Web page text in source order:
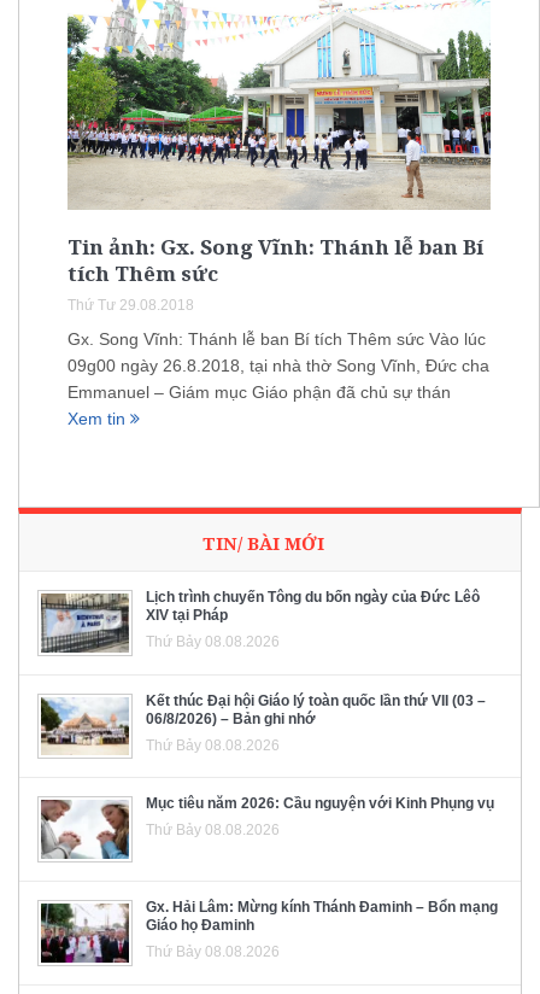
Tin ảnh: Gx. Song Vĩnh: Thánh lễ ban Bí
tích Thêm sức
Thứ Tư 29.08.2018
Gx. Song Vĩnh: Thánh lễ ban Bí tích Thêm sức Vào lúc
09g00 ngày 26.8.2018, tại nhà thờ Song Vĩnh, Đức cha
Emmanuel – Giám mục Giáo phận đã chủ sự thán
Xem tin
TIN/ BÀI MỚI
Lịch trình chuyến Tông du bốn ngày của Đức Lêô
XIV tại Pháp
Thứ Bảy 08.08.2026
Kết thúc Đại hội Giáo lý toàn quốc lần thứ VII (03 –
06/8/2026) – Bản ghi nhớ
Thứ Bảy 08.08.2026
Mục tiêu năm 2026: Cầu nguyện với Kinh Phụng vụ
Thứ Bảy 08.08.2026
Gx. Hải Lâm: Mừng kính Thánh Đaminh – Bổn mạng
Giáo họ Đaminh
Thứ Bảy 08.08.2026